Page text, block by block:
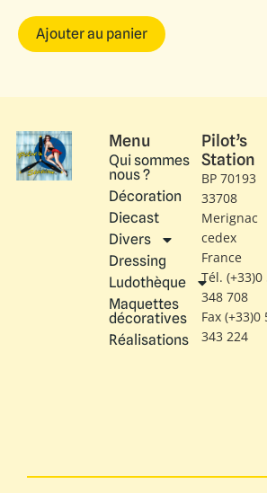
Ajouter au panier
Menu
Qui sommes
nous ?
Décoration
Diecast
Divers
Dressing
Ludothèque
Maquettes
décoratives
Réalisations
Pilot’s
Station
BP 70193
33708
Merignac
cedex
France
Tél. (+33)0
348 708
Fax (+33)0
343 224